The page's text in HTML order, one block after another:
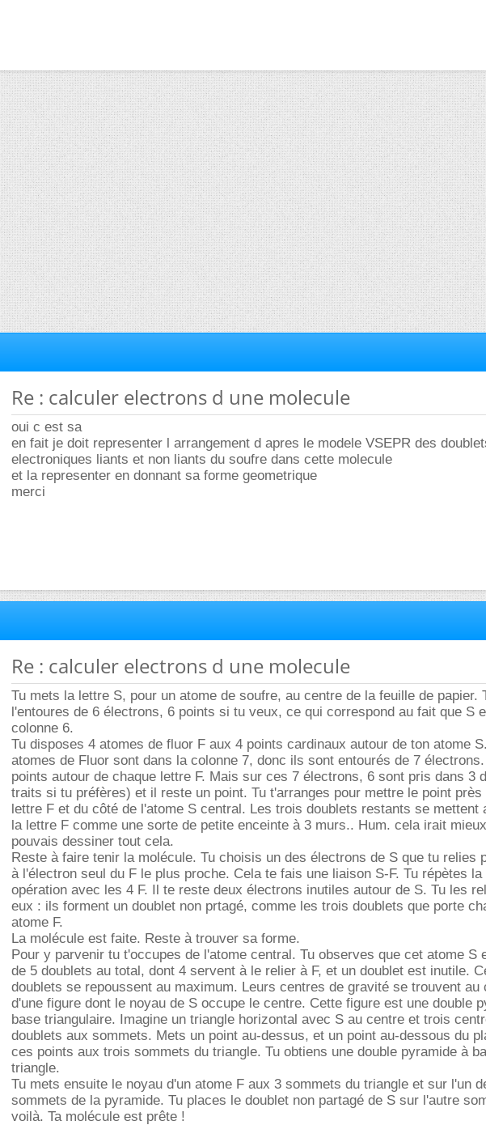
Re : calculer electrons d une molecule
oui c est sa
en fait je doit representer l arrangement d apres le modele VSEPR des
electroniques liants et non liants du soufre dans cette molecule
et la representer en donnant sa forme geometrique
merci
Re : calculer electrons d une molecule
Tu mets la lettre S, pour un atome de soufre, au centre de la feuille de papier.
l'entoures de 6 électrons, 6 points si tu veux, ce qui correspond au fait que S
colonne 6.
Tu disposes 4 atomes de fluor F aux 4 points cardinaux autour de ton atome
atomes de Fluor sont dans la colonne 7, donc ils sont entourés de 7
points autour de chaque lettre F. Mais sur ces 7 électrons, 6 sont pris dans 3
traits si tu préfères) et il reste un point. Tu t'arranges pour mettre le point près
lettre F et du côté de l'atome S central. Les trois doublets restants se mettent
la lettre F comme une sorte de petite enceinte à 3 murs.. Hum. cela irait
pouvais dessiner tout cela.
Reste à faire tenir la molécule. Tu choisis un des électrons de S que tu relies
à l'électron seul du F le plus proche. Cela te fais une liaison S-F. Tu répètes la
opération avec les 4 F. Il te reste deux électrons inutiles autour de S. Tu les
eux : ils forment un doublet non prtagé, comme les trois doublets que porte
atome F.
La molécule est faite. Reste à trouver sa forme.
Pour y parvenir tu t'occupes de l'atome central. Tu observes que cet atome S
de 5 doublets au total, dont 4 servent à le relier à F, et un doublet est inutile.
doublets se repoussent au maximum. Leurs centres de gravité se trouvent au
d'une figure dont le noyau de S occupe le centre. Cette figure est une double
base triangulaire. Imagine un triangle horizontal avec S au centre et trois
doublets aux sommets. Mets un point au-dessus, et un point au-dessous du
ces points aux trois sommets du triangle. Tu obtiens une double pyramide à
triangle.
Tu mets ensuite le noyau d'un atome F aux 3 sommets du triangle et sur l'un
sommets de la pyramide. Tu places le doublet non partagé de S sur l'autre
voilà. Ta molécule est prête !